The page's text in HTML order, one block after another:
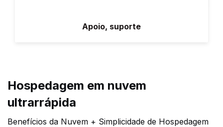
Apoio, suporte
Hospedagem em nuvem
ultrarrápida
Benefícios da Nuvem + Simplicidade de Hospedagem